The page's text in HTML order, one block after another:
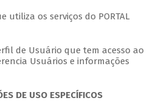
utiliza os serviços do PORTAL
de Usuário que tem acesso ao
Usuários e informações
DE USO ESPECÍFICOS